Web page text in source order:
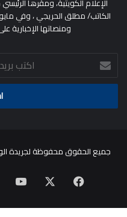
ومنصاتها الإخبارية
اكتب
بريدك
الالكتروني
جميع الحقوق محفوظة لجريدة
فيسبوك